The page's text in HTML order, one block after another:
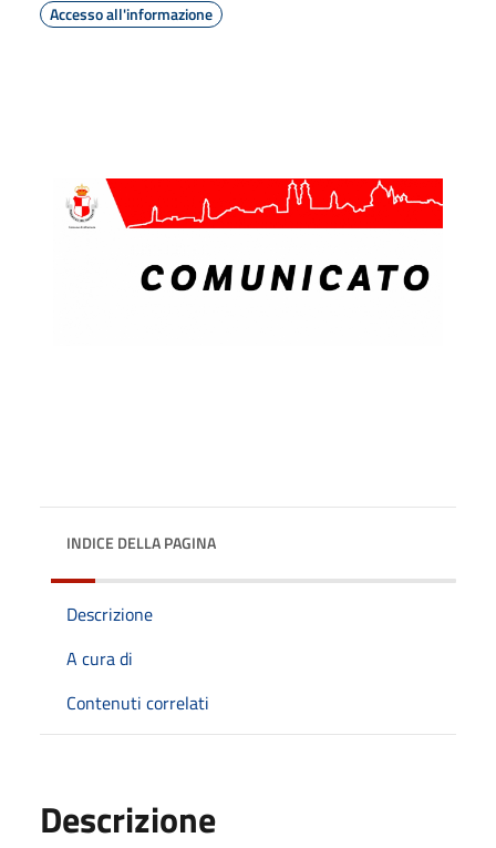
Accesso all'informazione
INDICE DELLA PAGINA
Descrizione
A cura di
Contenuti correlati
Descrizione